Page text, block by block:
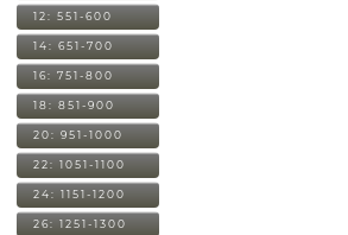
12: 551-600
14: 651-700
16: 751-800
18: 851-900
20: 951-1000
22: 1051-1100
24: 1151-1200
26: 1251-1300